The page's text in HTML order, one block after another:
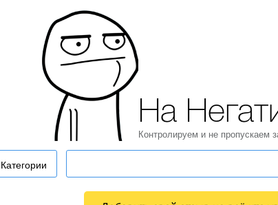
На
Контролируем и не пропускаем
Категории